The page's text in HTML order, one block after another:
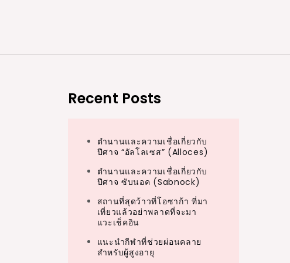
Recent Posts
ตำนานและความเชื่อเกี่ยวกับ
ปีศาจ “อัลโลเซส” (Alloces)
ตำนานและความเชื่อเกี่ยวกับ
ปีศาจ ซับนอค (Sabnock)
สถานที่สุดว้าวที่โอซาก้า ที่มา
เที่ยวแล้วอย่าพลาดที่จะมา
แวะเช็คอิน
แนะนำกีฬาที่ช่วยผ่อนคลาย
สำหรับผู้สูงอายุ